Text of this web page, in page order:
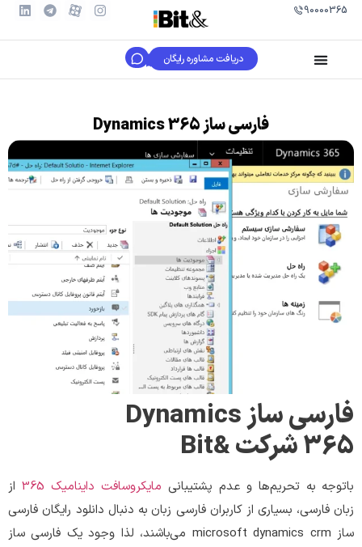
90000365
دریافت مشاوره رایگان
فارسی ساز Dynamics 365
فارسی سازDynamics
365شرکت&Bit
باتوجه به تحریم‌ها و عدم پشتیبانی مایکروسافت داینامیک 365
از
زبان فارسی، بسیاری از کاربران فارسی زبان به دنبال دانلود رایگان فارسی
ساز microsoft dynamics crm می‌باشند، لذا وجود یک فارسی ساز